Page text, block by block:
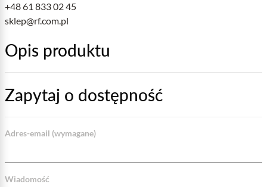
+48 61 833 02 45
sklep@rf.com.pl
Opis produktu
Zapytaj o dostępność
Adres-email (wymagane)
Wiadomość